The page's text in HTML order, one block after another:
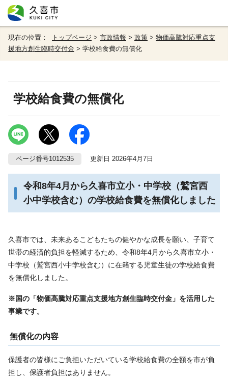
現在の位置： トップページ > 市政情報 > 政策 > 物価高騰対応重点支
援地方創生臨時交付金 > 学校給食費の無償化
学校給食費の無償化
ページ番号1012535 更新日 2026年4月7日
令和8年4月から久喜市立小・中学校（鷲宮西
小中学校含む）の学校給食費を無償化しました
久喜市では、未来あるこどもたちの健やかな成長を願い、子育て
世帯の経済的負担を軽減するため、令和8年4月から久喜市立小・
中学校（鷲宮西小中学校含む）に在籍する児童生徒の学校給食費
を無償化しました。
※国の「物価高騰対応重点支援地方創生臨時交付金」を活用した
事業です。
無償化の内容
保護者の皆様にご負担いただいている学校給食費の全額を市が負
担し、保護者負担はありません。